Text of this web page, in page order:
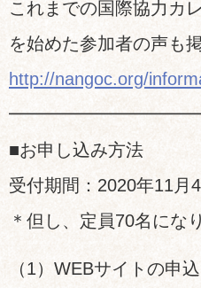
これまでの国際協力カ
を始めた参加者の声も
http://nangoc.org/
■お申し込み方法
受付期間：2020年11月
＊但し、定員70名にな
（1）WEBサイトの申